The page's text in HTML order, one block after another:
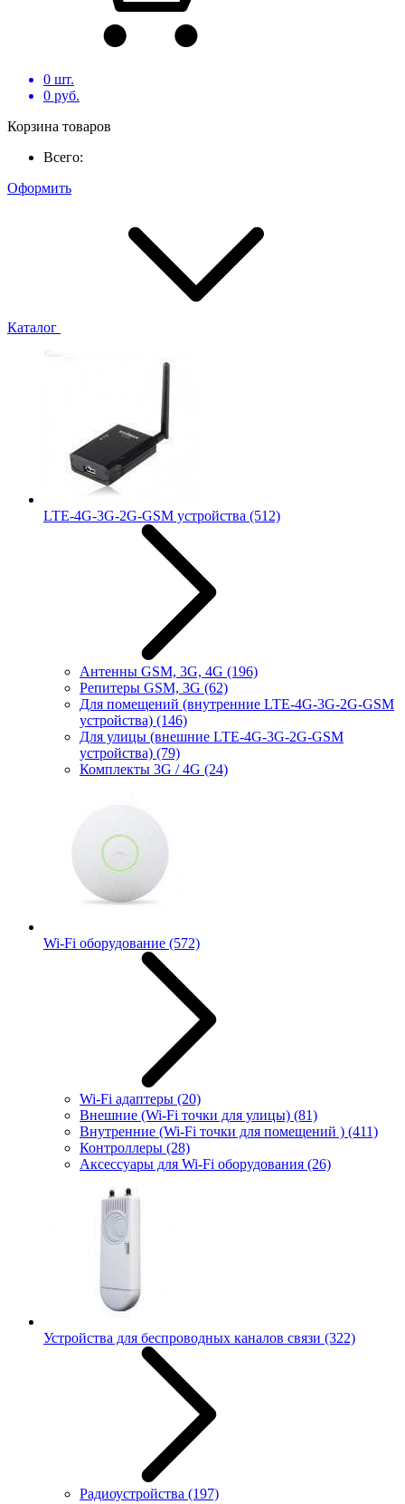
0 шт.
0 руб.
Корзина товаров
Всего:
Оформить
Каталог
LTE-4G-3G-2G-GSM устройства (512)
Антенны GSM, 3G, 4G (196)
Репитеры GSM, 3G (62)
Для помещений (внутренние LTE-4G-3G-2G-GSM
устройства) (146)
Для улицы (внешние LTE-4G-3G-2G-GSM
устройства) (79)
Комплекты 3G / 4G (24)
Wi-Fi оборудование (572)
Wi-Fi адаптеры (20)
Внешние (Wi-Fi точки для улицы) (81)
Внутренние (Wi-Fi точки для помещений ) (411)
Контроллеры (28)
Аксессуары для Wi-Fi оборудования (26)
Устройства для беспроводных каналов связи (322)
Радиоустройства (197)